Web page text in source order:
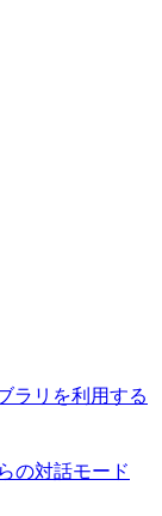
ラリを利用する
の対話モード